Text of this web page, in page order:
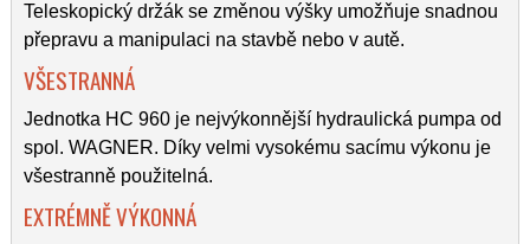
Teleskopický držák se změnou výšky umožňuje snadnou
přepravu a manipulaci na stavbě nebo v autě.
VŠESTRANNÁ
Jednotka HC 960 je nejvýkonnější hydraulická pumpa od
spol. WAGNER. Díky velmi vysokému sacímu výkonu je
všestranně použitelná.
EXTRÉMNĚ VÝKONNÁ